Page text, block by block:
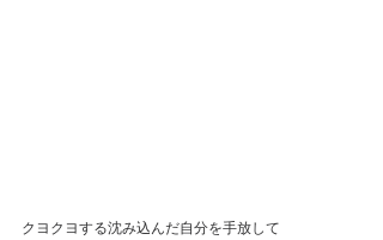
クヨクヨする沈み込んだ自分を手放して